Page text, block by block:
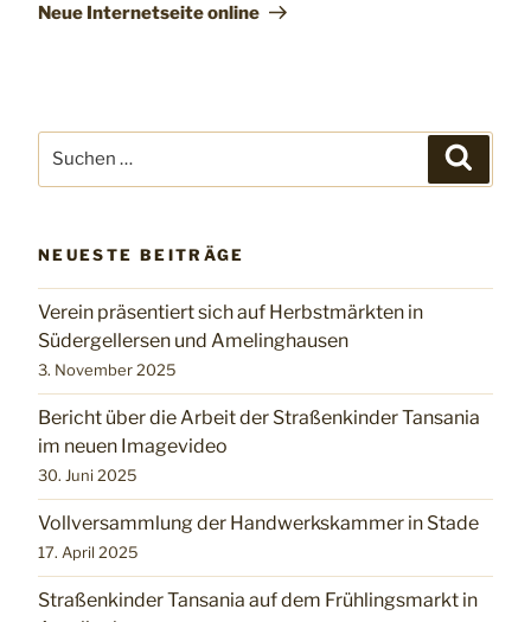
Neue Internetseite online
nach:
NEUESTE BEITRÄGE
Verein präsentiert sich auf Herbstmärkten in
Südergellersen und Amelinghausen
3. November 2025
Bericht über die Arbeit der Straßenkinder Tansania
im neuen Imagevideo
30. Juni 2025
Vollversammlung der Handwerkskammer in Stade
17. April 2025
Straßenkinder Tansania auf dem Frühlingsmarkt in